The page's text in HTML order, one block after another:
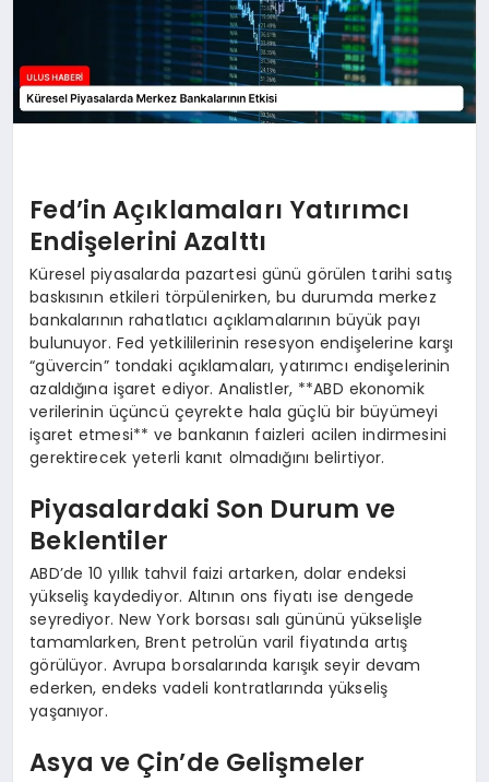
Fed’in Açıklamaları Yatırımcı
Endişelerini Azalttı
Küresel piyasalarda pazartesi günü görülen tarihi satış
baskısının etkileri törpülenirken, bu durumda merkez
bankalarının rahatlatıcı açıklamalarının büyük payı
bulunuyor. Fed yetkililerinin resesyon endişelerine karşı
“güvercin” tondaki açıklamaları, yatırımcı endişelerinin
azaldığına işaret ediyor. Analistler, **ABD ekonomik
verilerinin üçüncü çeyrekte hala güçlü bir büyümeyi
işaret etmesi** ve bankanın faizleri acilen indirmesini
gerektirecek yeterli kanıt olmadığını belirtiyor.
Piyasalardaki Son Durum ve
Beklentiler
ABD’de 10 yıllık tahvil faizi artarken, dolar endeksi
yükseliş kaydediyor. Altının ons fiyatı ise dengede
seyrediyor. New York borsası salı gününü yükselişle
tamamlarken, Brent petrolün varil fiyatında artış
görülüyor. Avrupa borsalarında karışık seyir devam
ederken, endeks vadeli kontratlarında yükseliş
yaşanıyor.
Asya ve Çin’de Gelişmeler